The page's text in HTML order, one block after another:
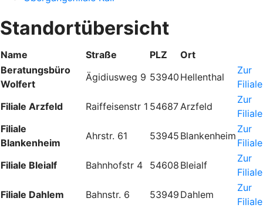
Standortübersicht
Name Straße PLZ
Ort
Beratungsbüro
Wolfert
Ägidiusweg 9 53940 Hellenthal
Zur
Filiale
Filiale Arzfeld
Raiffeisenstr 1 54687Arzfeld
Zur
Filiale
Filiale
Blankenheim
Ahrstr. 61 53945 Blankenheim
Zur
Filiale
Filiale Bleialf
Bahnhofstr 4 54608 Bleialf
Zur
Filiale
Filiale Dahlem
Bahnstr. 6 53949 Dahlem
Zur
Filiale